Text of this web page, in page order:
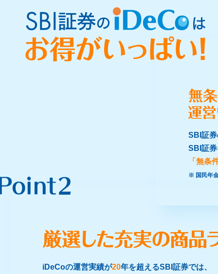
SBI証
SBI証
「無条
※ 国民年
iDeCoの運営実績が20年を超えるSBI証券では、